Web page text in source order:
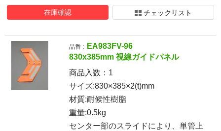
在庫確認 チェックリスト
品番 :
EA983FV-96
830x385mm 視線ガイドパネル
商品入数： 1
サイズ:830×385×2(t)mm
材質:耐候性樹脂
重量:0.5kg
センター部のスライドにより、単管上